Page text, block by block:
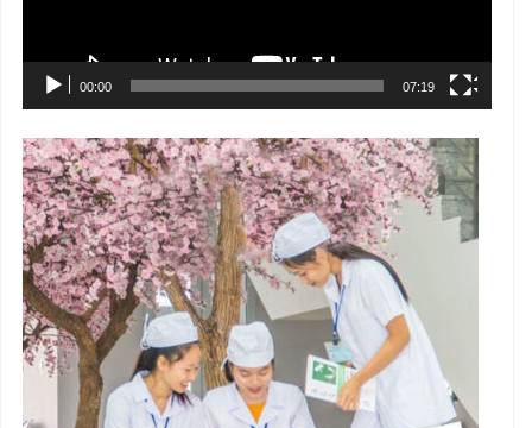
00:00 07:19